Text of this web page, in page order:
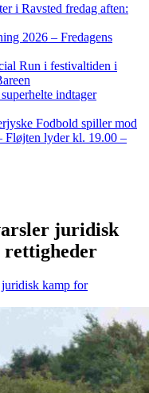
i Ravsted fredag aften:
2026 – Fredagens
Run i festivaltiden i
indtager
Fodbold spiller mod
Fløjten lyder kl. 19.00 –
juridisk
rettigheder
kamp for